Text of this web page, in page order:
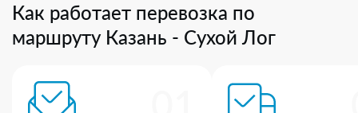
Как работает перевозка по
маршруту Казань - Сухой Лог